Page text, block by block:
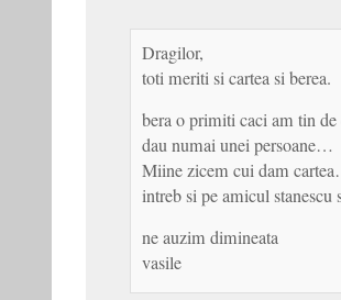
Dragilor,
toti meriti si cartea si berea.
bera o primiti caci am tin
dau numai unei persoane…
Miine zicem cui dam
intreb si pe amicul
ne auzim dimineata
vasile